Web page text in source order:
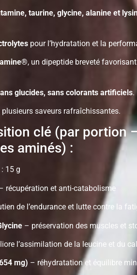
taurine, glycine, alanine et
pour l’hydratation et la
, un dipeptide breveté
glucides, sans colorants artificiels.
saveurs rafraîchissantes.
clé (par portion
aminés) :
: 15 g
récupération et anti-catabolisme
de l’endurance et lutte contre la
– préservation des muscles et
l’assimilation de la leucine et du
mg) – réhydratation et équilibre